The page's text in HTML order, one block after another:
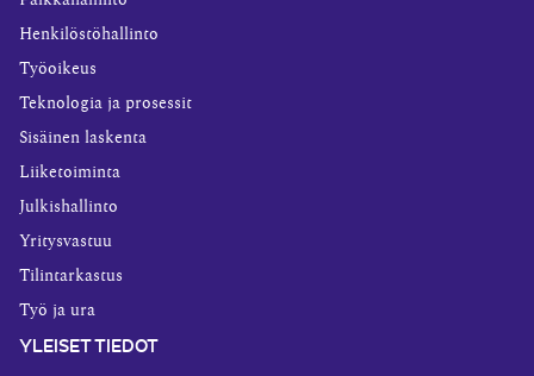
Henkilöstöhallinto
Työoikeus
Teknologia ja prosessit
Sisäinen laskenta
Liiketoiminta
Julkishallinto
Yritysvastuu
Tilintarkastus
Työ ja ura
YLEISET TIEDOT